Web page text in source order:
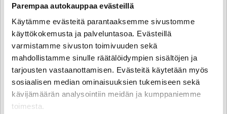
Parempaa autokauppaa evästeillä
Käytämme evästeitä parantaaksemme sivustomme
käyttökokemusta ja palveluntasoa. Evästeillä
varmistamme sivuston toimivuuden sekä
mahdollistamme sinulle räätälöidympien sisältöjen ja
tarjousten vastaanottamisen. Evästeitä käytetään myös
sosiaalisen median ominaisuuksien tukemiseen sekä
kävijämäärän analysointiin meidän ja kumppaniemme
toimesta.
Nissan Micra